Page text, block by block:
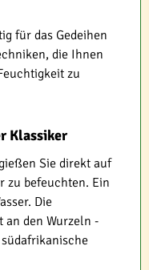
für das Gedeihen
die Ihnen
zu
Klassiker
Sie direkt auf
zu befeuchten. Ein
Die
an den Wurzeln -